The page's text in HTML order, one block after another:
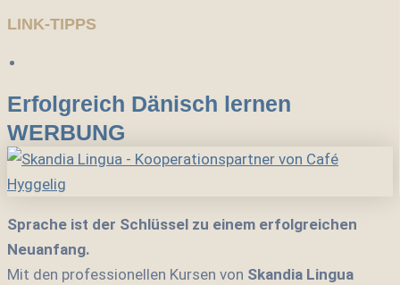
LINK-TIPPS
Erfolgreich Dänisch lernen
WERBUNG
Sprache ist der Schlüssel zu einem erfolgreichen
Neuanfang.
Mit den professionellen Kursen von Skandia Lingua